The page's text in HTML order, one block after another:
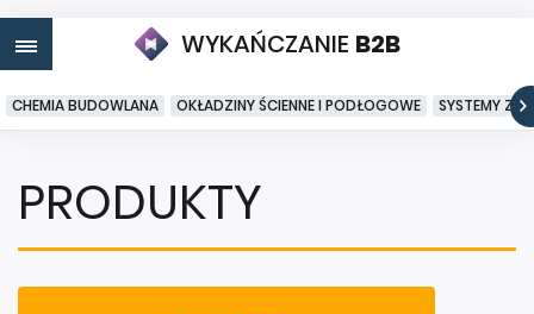
WYKAŃCZANIE B2B
CHEMIA BUDOWLANA OKŁADZINY ŚCIENNE I PODŁOGOWE SYSTEMY
PRODUKTY